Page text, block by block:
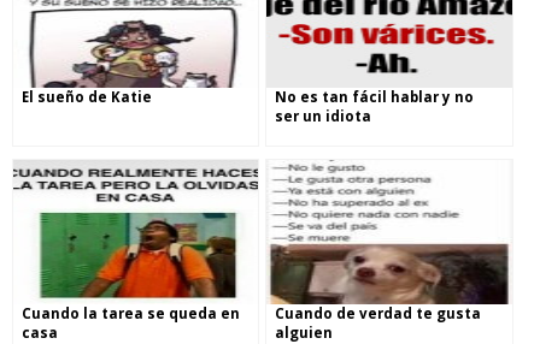
El sueño de Katie
No es tan fácil hablar y no
ser un idiota
Cuando la tarea se queda en
casa
Cuando de verdad te gusta
alguien